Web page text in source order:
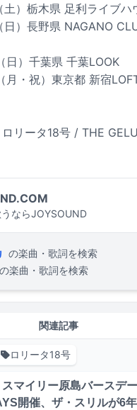
）栃木県 足利ライブハ
）長野県 NAGANO
）千葉県 千葉LOOK
・祝）東京都 新宿
リータ18号 / THE
ならJOYSOUND
の楽曲・歌詞を検索
の楽曲・歌詞を検索
関連記事
ロリータ18号
マイリー原島バースデ
開催、ザ・スリルが6